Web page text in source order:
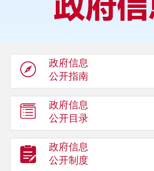
政府信息
公开指南
政府信息
公开目录
政府信息
公开制度